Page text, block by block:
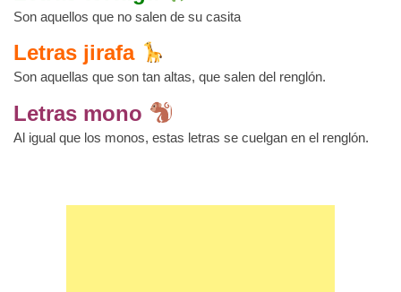
Son aquellos que no salen de su casita
Letras jirafa
Son aquellas que son tan altas, que salen del renglón.
Letras mono
Al igual que los monos, estas letras se cuelgan en el renglón.